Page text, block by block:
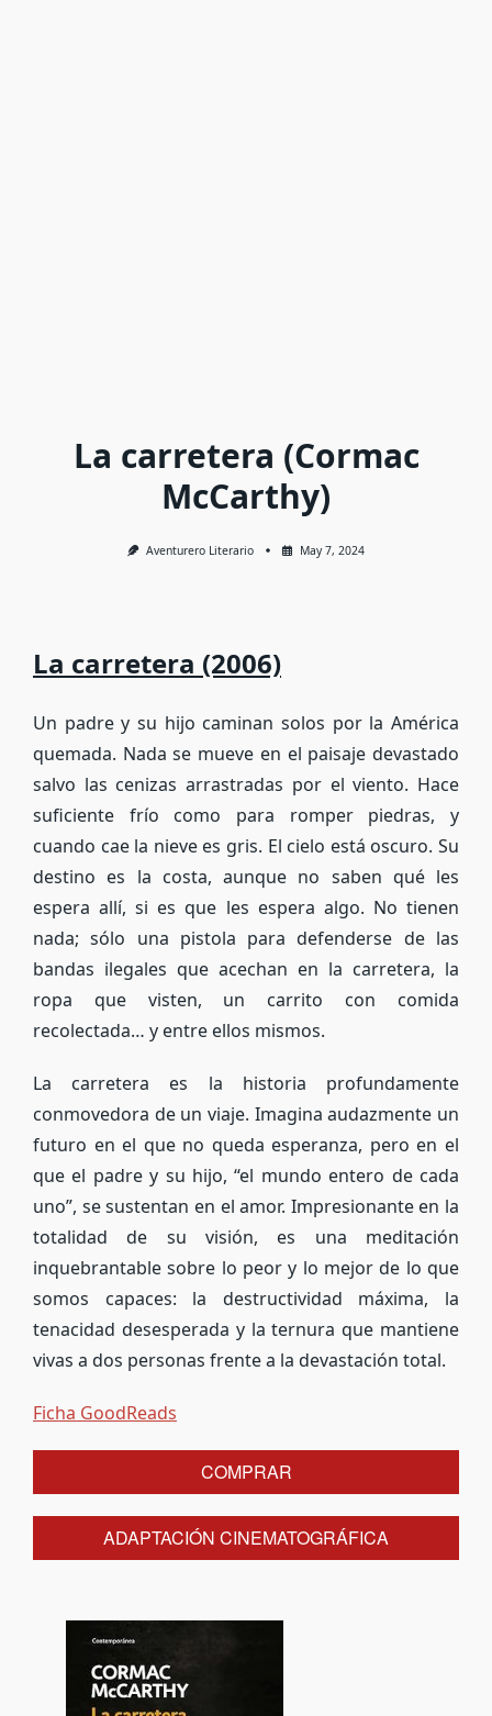
La carretera (Cormac
McCarthy)
Aventurero Literario May 7, 2024
La carretera (2006)
Un padre y su hijo caminan solos por la América
quemada. Nada se mueve en el paisaje devastado
salvo las cenizas arrastradas por el viento. Hace
suficiente frío como para romper piedras, y
cuando cae la nieve es gris. El cielo está oscuro. Su
destino es la costa, aunque no saben qué les
espera allí, si es que les espera algo. No tienen
nada; sólo una pistola para defenderse de las
bandas ilegales que acechan en la carretera, la
ropa que visten, un carrito con comida
recolectada… y entre ellos mismos.
La carretera es la historia profundamente
conmovedora de un viaje. Imagina audazmente un
futuro en el que no queda esperanza, pero en el
que el padre y su hijo, “el mundo entero de cada
uno”, se sustentan en el amor. Impresionante en la
totalidad de su visión, es una meditación
inquebrantable sobre lo peor y lo mejor de lo que
somos capaces: la destructividad máxima, la
tenacidad desesperada y la ternura que mantiene
vivas a dos personas frente a la devastación total.
Ficha GoodReads
COMPRAR
ADAPTACIÓN CINEMATOGRÁFICA